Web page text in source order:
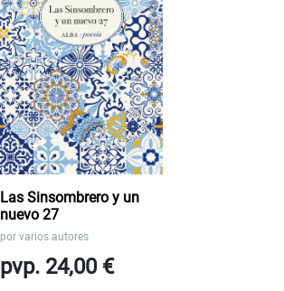
Las Sinsombrero y un
nuevo 27
por varios autores
pvp. 24,00 €